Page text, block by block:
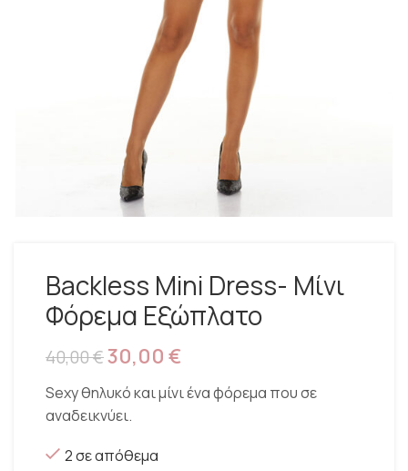
Backless Mini Dress- Μίνι
Φόρεμα Εξώπλατο
40,00€30,00 €
Sexy θηλυκό και μίνι ένα φόρεμα που σε
αναδεικνύει.
2 σε απόθεμα